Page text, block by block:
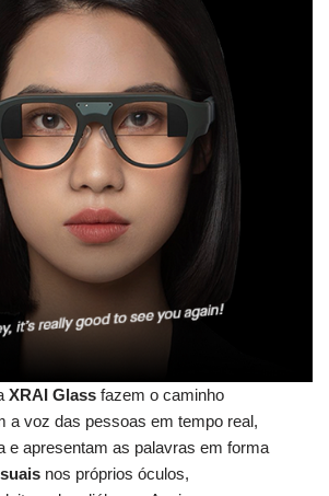
XRAI Glass fazem o caminho
a voz das pessoas em tempo real,
e apresentam as palavras em forma
nos próprios óculos,